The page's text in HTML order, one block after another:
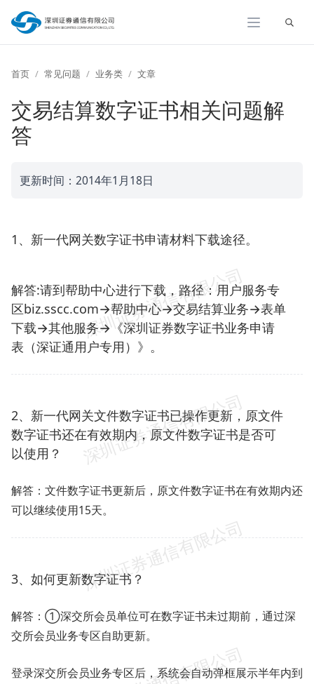
展开
首页 常见问题 业务类 文章
交易结算数字证书相关问题解
答
更新时间：2014年1月18日
1、新一代网关数字证书申请材料下载途径。
解答:请到帮助中心进行下载，路径：用户服务专
区biz.sscc.com→帮助中心→交易结算业务→表单
下载→其他服务→《深圳证券数字证书业务申请
表（深证通用户专用）》。
2、新一代网关文件数字证书已操作更新，原文件
数字证书还在有效期内，原文件数字证书是否可
以使用？
解答：文件数字证书更新后，原文件数字证书在有效期内还
可以继续使用15天。
3、如何更新数字证书？
解答：①深交所会员单位可在数字证书未过期前，通过深
交所会员业务专区自助更新。
登录深交所会员业务专区后，系统会自动弹框展示半年内到